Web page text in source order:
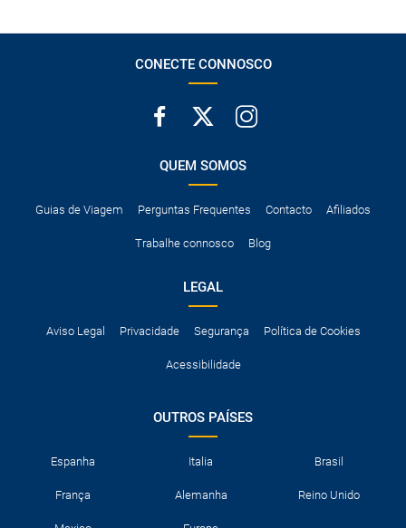
CONECTE CONNOSCO
QUEM SOMOS
Guias de Viagem Perguntas Frequentes Contacto Afiliados
Trabalhe connosco Blog
LEGAL
Aviso Legal Privacidade Segurança Política de Cookies
Acessibilidade
OUTROS PAÍSES
Espanha Italia Brasil
França Alemanha Reino Unido